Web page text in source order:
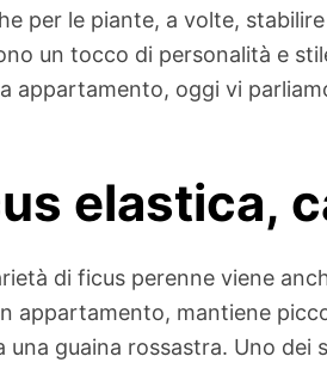
per le piante, a volte,
un tocco di personalità e
appartamento, oggi vi
elastica,
di ficus perenne viene
appartamento, mantiene
una guaina rossastra. Uno